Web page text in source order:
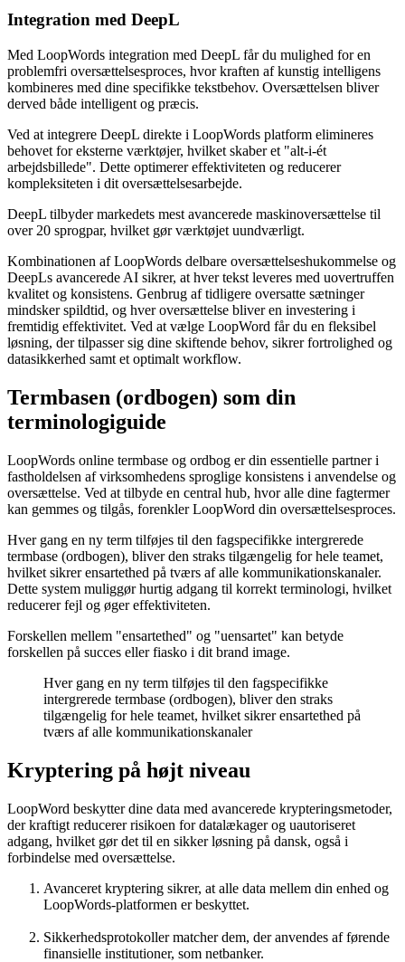
Integration med DeepL
Med LoopWords integration med DeepL får du mulighed for en
problemfri oversættelsesproces, hvor kraften af kunstig intelligens
kombineres med dine specifikke tekstbehov. Oversættelsen bliver
derved både intelligent og præcis.
Ved at integrere DeepL direkte i LoopWords platform elimineres
behovet for eksterne værktøjer, hvilket skaber et "alt-i-ét
arbejdsbillede". Dette optimerer effektiviteten og reducerer
kompleksiteten i dit oversættelsesarbejde.
DeepL tilbyder markedets mest avancerede maskinoversættelse til
over 20 sprogpar, hvilket gør værktøjet uundværligt.
Kombinationen af LoopWords delbare oversættelseshukommelse og
DeepLs avancerede AI sikrer, at hver tekst leveres med uovertruffen
kvalitet og konsistens. Genbrug af tidligere oversatte sætninger
mindsker spildtid, og hver oversættelse bliver en investering i
fremtidig effektivitet. Ved at vælge LoopWord får du en fleksibel
løsning, der tilpasser sig dine skiftende behov, sikrer fortrolighed og
datasikkerhed samt et optimalt workflow.
Termbasen (ordbogen) som din
terminologiguide
LoopWords online termbase og ordbog er din essentielle partner i
fastholdelsen af virksomhedens sproglige konsistens i anvendelse og
oversættelse. Ved at tilbyde en central hub, hvor alle dine fagtermer
kan gemmes og tilgås, forenkler LoopWord din oversættelsesproces.
Hver gang en ny term tilføjes til den fagspecifikke intergrerede
termbase (ordbogen), bliver den straks tilgængelig for hele teamet,
hvilket sikrer ensartethed på tværs af alle kommunikationskanaler.
Dette system muliggør hurtig adgang til korrekt terminologi, hvilket
reducerer fejl og øger effektiviteten.
Forskellen mellem "ensartethed" og "uensartet" kan betyde
forskellen på succes eller fiasko i dit brand image.
Hver gang en ny term tilføjes til den fagspecifikke
intergrerede termbase (ordbogen), bliver den straks
tilgængelig for hele teamet, hvilket sikrer ensartethed på
tværs af alle kommunikationskanaler
Kryptering på højt niveau
LoopWord beskytter dine data med avancerede krypteringsmetoder,
der kraftigt reducerer risikoen for datalækager og uautoriseret
adgang, hvilket gør det til en sikker løsning på dansk, også i
forbindelse med oversættelse.
Avanceret kryptering sikrer, at alle data mellem din enhed og
LoopWords-platformen er beskyttet.
Sikkerhedsprotokoller matcher dem, der anvendes af førende
finansielle institutioner, som netbanker.